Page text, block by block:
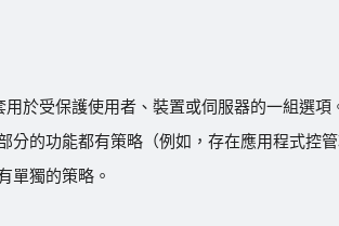
於受保護使用者、裝置或伺服器的一組選項
分的功能都有策略（例如，存在應用程式控
單獨的策略。